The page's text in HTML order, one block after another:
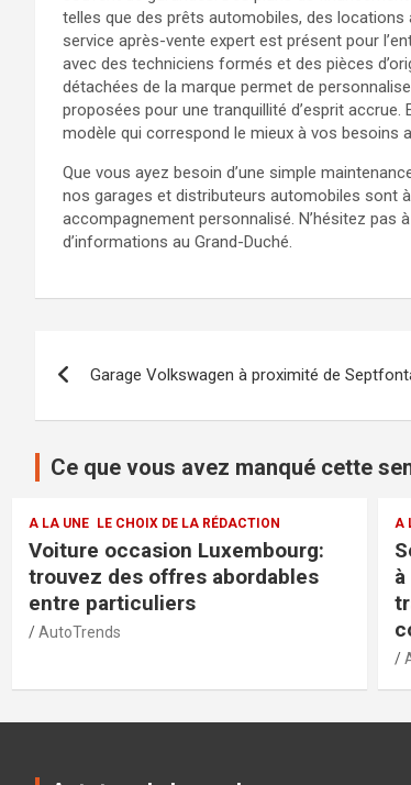
telles que des prêts automobiles, des locations
service après-vente expert est présent pour
avec des techniciens formés et des pièces
détachées de la marque permet de
proposées pour une tranquillité d’esprit
modèle qui correspond le mieux à vos besoins
Que vous ayez besoin d’une simple
nos garages et distributeurs automobiles sont
accompagnement personnalisé. N’hésitez
d’informations au Grand-Duché.
de
l’article
Garage Volkswagen à proximité de
Ce que vous avez manqué cette
A LA UNE LE CHOIX DE LA RÉDACTION
Services de la police municipale
à Capellen : sécurité et
transparence pour la
communauté
A